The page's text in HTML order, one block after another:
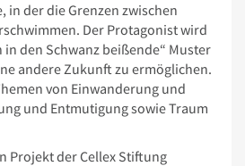
in der die Grenzen zwischen
Der Protagonist wird
den Schwanz beißende“ Muster
andere Zukunft zu ermöglichen.
von Einwanderung und
und Entmutigung sowie Traum
Projekt der Cellex Stiftung